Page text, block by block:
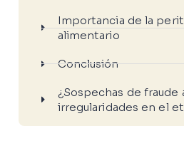
Importancia de la
alimentario
Conclusión
¿Sospechas de
irregularidades en el